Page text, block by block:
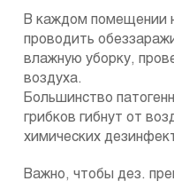
В каждом помещении
проводить
влажную уборку,
воздуха.
Большинство
грибков гибнут от
химических
Важно, чтобы дез.